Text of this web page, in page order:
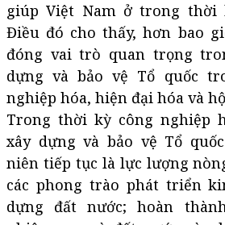
giúp Việt Nam ở trong thời
Điều đó cho thấy, hơn bao
đóng vai trò quan trọng
dựng và bảo vệ Tổ quốc
nghiệp hóa, hiện đại hóa và
Trong thời kỳ công nghiệp
xây dựng và bảo vệ Tổ
niên tiếp tục là lực lượng
các phong trào phát triển
dựng đất nước; hoàn